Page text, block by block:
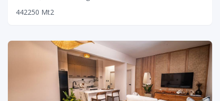
442250 Mt2